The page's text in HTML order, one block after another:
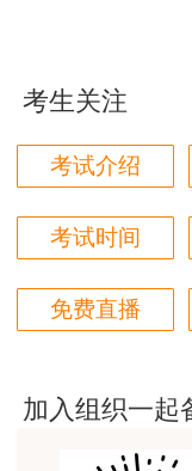
应急预案，报国
院安全生产监督
案；其所属单位
自治区或设区的
和有关主管部门
四、 应急预
专项应急预案演
们网站教学质量
果！
用户m5****66
用户m5****66
3位老师，讲的都
用户m9****88
俗易懂，重点突
识点很多，尤其
问，让小白学员
考生关注
考试介绍
考试时间
免费直播
加入组织一起